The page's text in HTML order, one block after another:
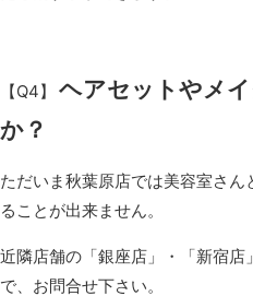
【Q4】
ヘアセットやメ
か？
ただいま秋葉原店では美容室さ
ることが出来ません。
近隣店舗の「銀座店」・「新宿
で、お問合せ下さい。